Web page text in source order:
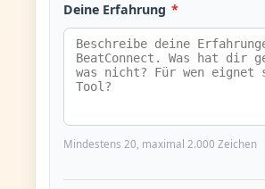
Deine Erfahrung *
Mindestens 20, maximal 2.000 Zeichen